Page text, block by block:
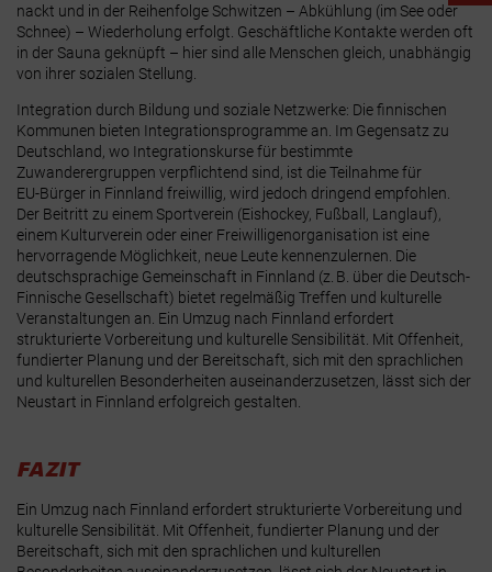
nackt und in der Reihenfolge Schwitzen – Abkühlung (im See oder
Schnee) – Wiederholung erfolgt. Geschäftliche Kontakte werden oft
in der Sauna geknüpft – hier sind alle Menschen gleich, unabhängig
von ihrer sozialen Stellung.
Integration durch Bildung und soziale Netzwerke: Die finnischen
Kommunen bieten Integrationsprogramme an. Im Gegensatz zu
Deutschland, wo Integrationskurse für bestimmte
Zuwanderergruppen verpflichtend sind, ist die Teilnahme für
EU‑Bürger in Finnland freiwillig, wird jedoch dringend empfohlen.
Der Beitritt zu einem Sportverein (Eishockey, Fußball, Langlauf),
einem Kulturverein oder einer Freiwilligenorganisation ist eine
hervorragende Möglichkeit, neue Leute kennenzulernen. Die
deutschsprachige Gemeinschaft in Finnland (z. B. über die Deutsch-
Finnische Gesellschaft) bietet regelmäßig Treffen und kulturelle
Veranstaltungen an. Ein Umzug nach Finnland erfordert
strukturierte Vorbereitung und kulturelle Sensibilität. Mit Offenheit,
fundierter Planung und der Bereitschaft, sich mit den sprachlichen
und kulturellen Besonderheiten auseinanderzusetzen, lässt sich der
Neustart in Finnland erfolgreich gestalten.
FAZIT
Ein Umzug nach Finnland erfordert strukturierte Vorbereitung und
kulturelle Sensibilität. Mit Offenheit, fundierter Planung und der
Bereitschaft, sich mit den sprachlichen und kulturellen